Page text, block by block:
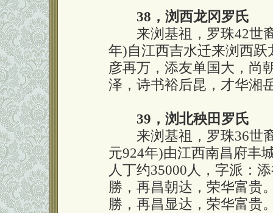
38，浏西龙冈罗氏
来浏基祖，罗珠42世裔
年)自江西吉水迁来浏西跃
彦再万，添友单国大，尚
泽，诗书裕后昆，才华湘
39，浏北秧田罗氏
来浏基祖，罗珠36世裔
元924年)由江西南昌府丰
人丁约35000人，字派：
勝，再昌朝达，荣华富贵
勝，再昌显达，荣华富贵